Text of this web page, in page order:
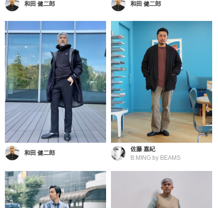
和田 健二郎 和田 健二郎
和田 健二郎
佐藤 嘉紀
B:MING by BEAMS